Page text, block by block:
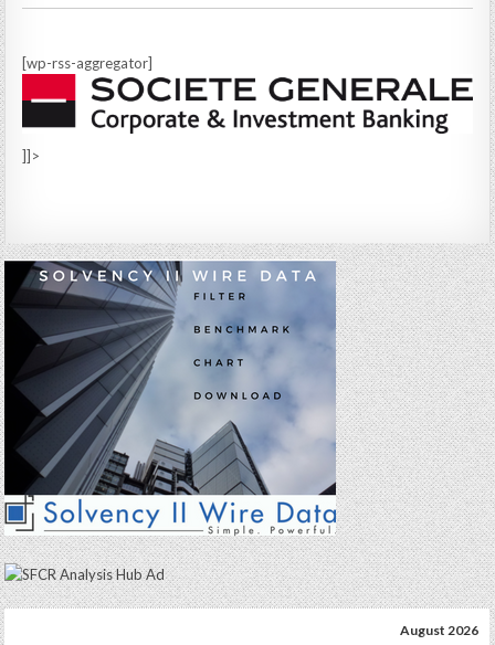
[wp-rss-aggregator]
]]>
August 2026